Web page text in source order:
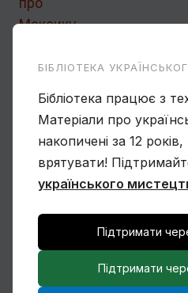
Ще один учень
Чому Віктор
художник?
БІБЛІОТЕКА
Бібліотека працює з
Матеріали про
накопичені за 12
врятувати!
українського
Підтримати
Підтримати